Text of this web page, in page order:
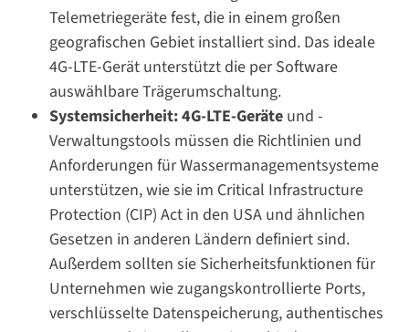
Telemetriegeräte fest, die in einem großen
geografischen Gebiet installiert sind. Das ideale
4G-LTE-Gerät unterstützt die per Software
auswählbare Trägerumschaltung.
Systemsicherheit: 4G-LTE-Geräte und -
Verwaltungstools müssen die Richtlinien und
Anforderungen für Wassermanagementsysteme
unterstützen, wie sie im Critical Infrastructure
Protection (CIP) Act in den USA und ähnlichen
Gesetzen in anderen Ländern definiert sind.
Außerdem sollten sie Sicherheitsfunktionen für
Unternehmen wie zugangskontrollierte Ports,
verschlüsselte Datenspeicherung, authentisches